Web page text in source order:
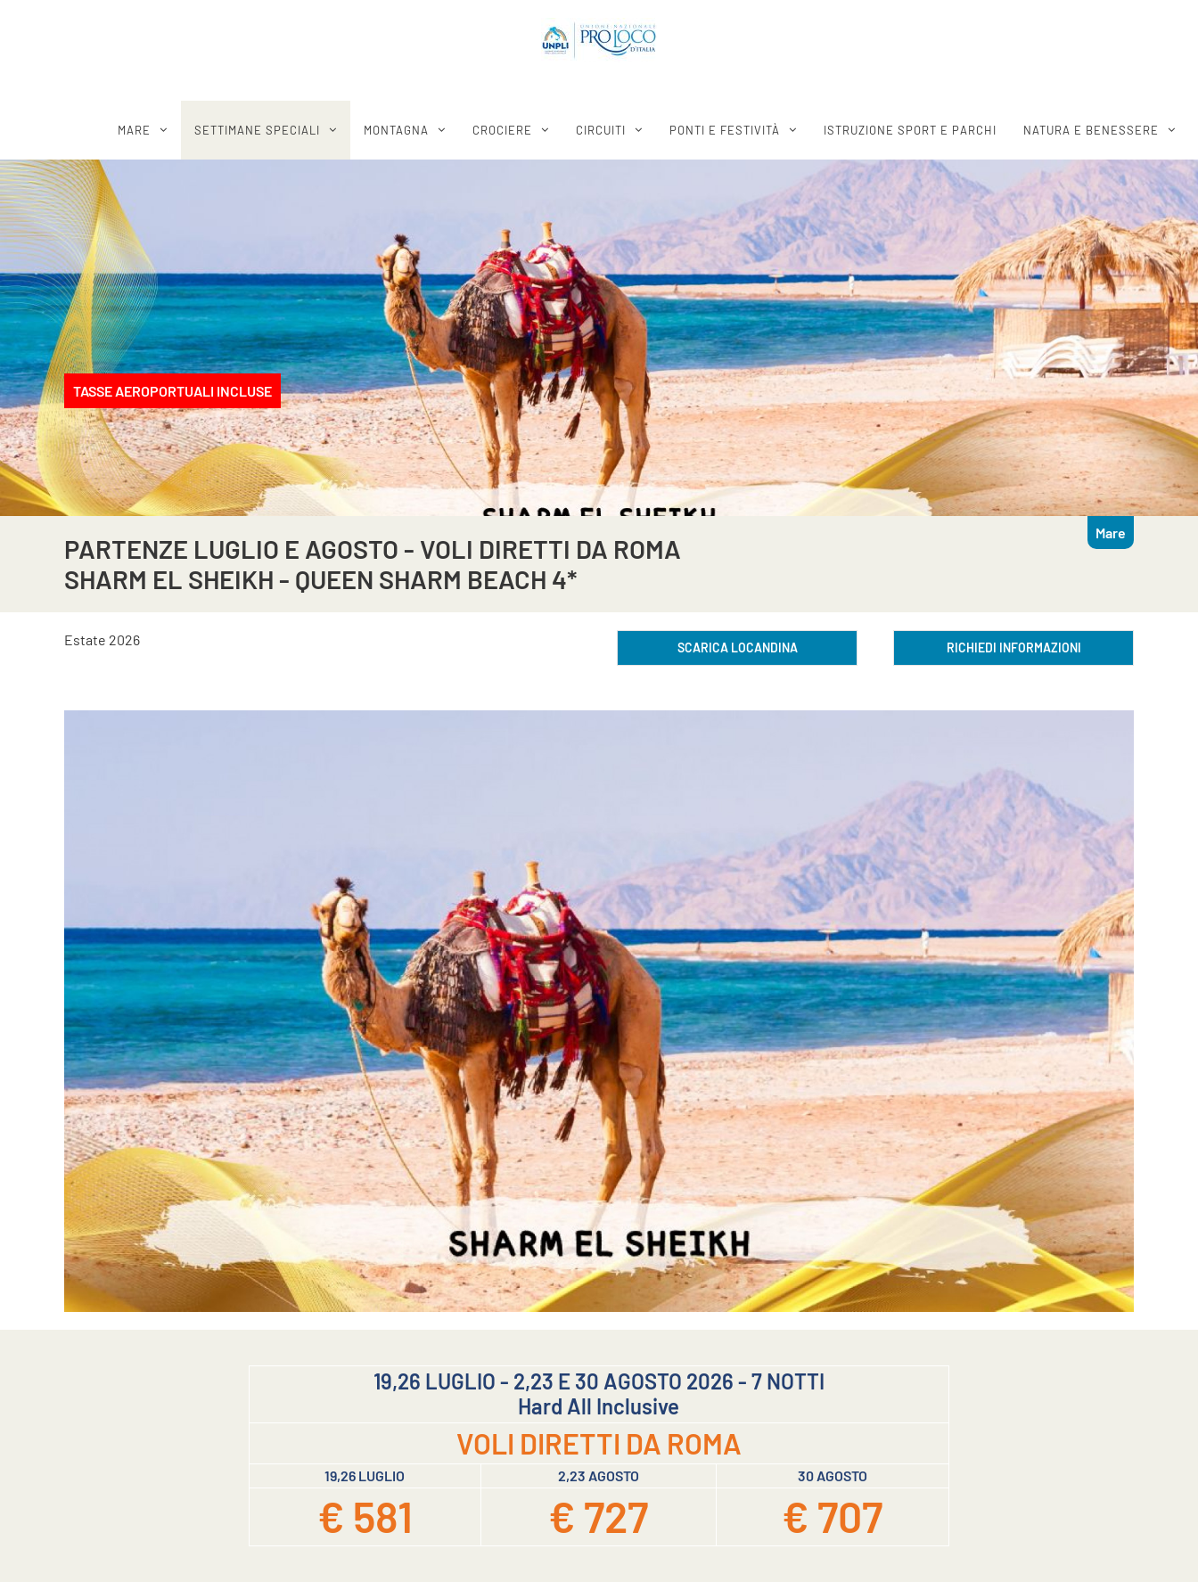
MARE SETTIMANE SPECIALI MONTAGNA CROCIERE CIRCUITI PONTI E FESTIVITÀ ISTRUZIONE SPORT E PARCHI NATURA E BENESSERE
TASSE AEROPORTUALI INCLUSE
Mare
PARTENZE LUGLIO E AGOSTO - VOLI DIRETTI DA ROMA
SHARM EL SHEIKH - QUEEN SHARM BEACH 4*
Estate 2026 SCARICA LOCANDINA RICHIEDI INFORMAZIONI
19,26 LUGLIO - 2,23 E 30 AGOSTO 2026 - 7 NOTTI
Hard All Inclusive
VOLI DIRETTI DA ROMA
19,26 LUGLIO 2,23 AGOSTO 30 AGOSTO
€ 581 € 727 € 707